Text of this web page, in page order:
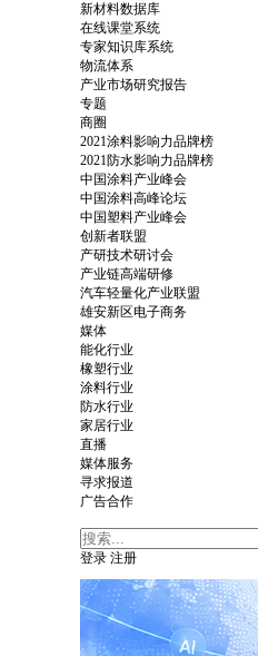
新材料数据库
在线课堂系统
专家知识库系统
物流体系
产业市场研究报告
专题
商圈
2021涂料影响力品牌榜
2021防水影响力品牌榜
中国涂料产业峰会
中国涂料高峰论坛
中国塑料产业峰会
创新者联盟
产研技术研讨会
产业链高端研修
汽车轻量化产业联盟
雄安新区电子商务
媒体
能化行业
橡塑行业
涂料行业
防水行业
家居行业
直播
媒体服务
寻求报道
广告合作
登录 注册